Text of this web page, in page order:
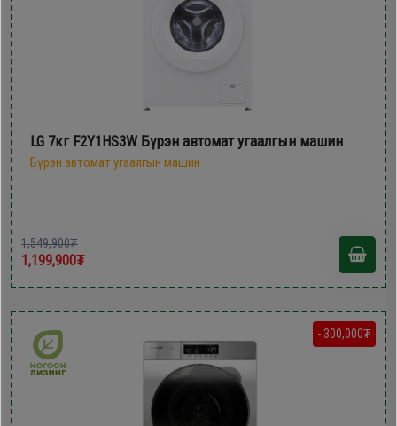
LG 7кг F2Y1HS3W Бүрэн автомат угаалгын машин
Бүрэн автомат угаалгын машин
1,549,900₮
1,199,900₮
- 300,000₮